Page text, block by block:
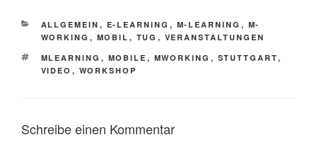
KATEGORIEN
ALLGEMEIN , E-LEARNING , M-LEARNING , M-
WORKING , MOBIL , TUG , VERANSTALTUNGEN
SCHLAGWÖRTER
MLEARNING , MOBILE , MWORKING , STUTTGART,
VIDEO , WORKSHOP
Schreibe einen Kommentar